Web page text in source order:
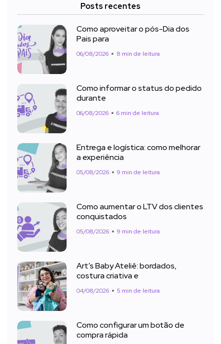
Posts recentes
Como aproveitar o pós-Dia dos
Pais para
06/08/2026 8 min de leitura
Como informar o status do pedido
durante
06/08/2026 6 min de leitura
Entrega e logística: como melhorar
a experiência
05/08/2026 9 min de leitura
Como aumentar o LTV dos clientes
conquistados
05/08/2026 9 min de leitura
Art’s Baby Ateliê: bordados,
costura criativa e
04/08/2026 5 min de leitura
Como configurar um botão de
compra rápida